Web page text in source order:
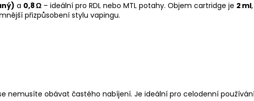
a 0,8 Ω – ideální pro RDL nebo MTL potahy. Objem cartridge je 2 ml
přizpůsobení stylu vapingu.
se nemusíte obávat častého nabíjení. Je ideální pro celodenní